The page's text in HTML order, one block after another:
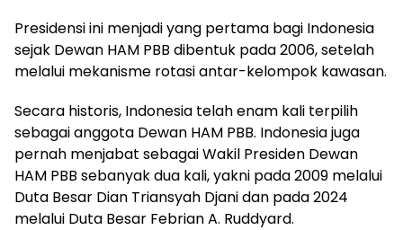
Presidensi ini menjadi yang pertama bagi Indonesia
sejak Dewan HAM PBB dibentuk pada 2006, setelah
melalui mekanisme rotasi antar-kelompok kawasan.
Secara historis, Indonesia telah enam kali terpilih
sebagai anggota Dewan HAM PBB. Indonesia juga
pernah menjabat sebagai Wakil Presiden Dewan
HAM PBB sebanyak dua kali, yakni pada 2009 melalui
Duta Besar Dian Triansyah Djani dan pada 2024
melalui Duta Besar Febrian A. Ruddyard.